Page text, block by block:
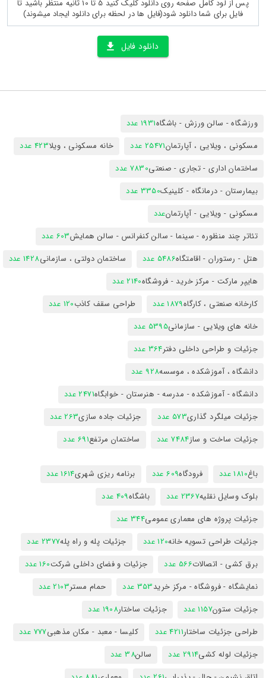
پس از لود کامل صفحه روی دانلود کلیک کنید 5 تا 10 ثانیه منتظر باشید تا
فایل برای شما دانلود شود(فایل ها در لحظه برای دانلود ایجاد میشوند)
دانلود فایل
ورزشگاه - سالن ورزش - باشگاه1931 عدد
مسکونی ، ویلایی ، آپارتمان25471 عدد خانه مسکونی ، ویلا423 عدد
ساختمان اداری - تجاری - صنعتی7830 عدد
بیمارستان - درمانگاه - کلینیک3350 عدد
مسکونی - ویلایی - آپارتمانعدد
تئاتر چند منظوره - سینما - سالن کنفرانس - سالن همایش603 عدد
هتل - رستوران - اقامتگاه5486 عدد ساختمان دولتی ، سازمانی1428 عدد
هایپر مارکت - مرکز خرید - فروشگاه2140 عدد
کارخانه صنعتی ، کارگاه1879 عدد طراحی سقف کاذب120 عدد
خانه های ویلایی - سازمانی5395 عدد
جزئیات و طراحی داخلی دفتر364 عدد
دانشگاه ، آموزشکده ، موسسه928 عدد
دانشگاه - آموزشکده - مدرسه - هنرستان - خوابگاه2471 عدد
جزئیات میلگرد گذاری573 عدد جزئیات جاده سازی263 عدد
جزئیات ساخت و ساز7484 عدد ساختمان مرتفع691 عدد
باغ1810 عدد فرودگاه609 عدد برنامه ریزی شهری1614 عدد
بلوک وسایل نقلیه2367 عدد باشگاه409 عدد
جزئیات پروژه های معماری عمومی344 عدد
جزئیات طراحی تسویه خانه120 عدد جزئیات پله و راه پله2377 عدد
برق کشی - اتصالات566 عدد جزئیات و فضای داخلی شرکت160 عدد
نمایشگاه - فروشگاه - مرکز خرید353 عدد حمام مستر2103 عدد
جزئیات ستون1157 عدد جزئیات ساختار1908 عدد
طراحی جزئیات ساختار4211 عدد کلیسا - معبد - مکان مذهبی777 عدد
جزئیات لوله کشی2914 عدد سالن38 عدد